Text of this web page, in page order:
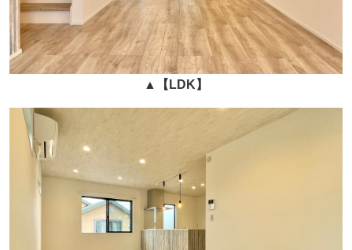
▲ 【LDK】